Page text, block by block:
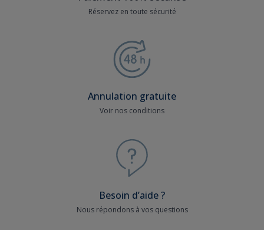
Réservez en toute sécurité
Annulation gratuite
Voir nos conditions
Besoin d’aide ?
Nous répondons à vos questions